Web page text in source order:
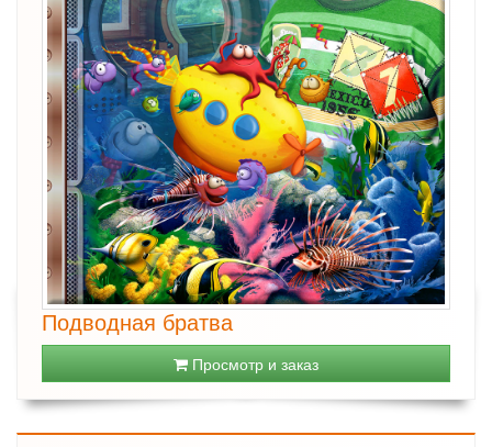
Подводная братва
Просмотр и заказ